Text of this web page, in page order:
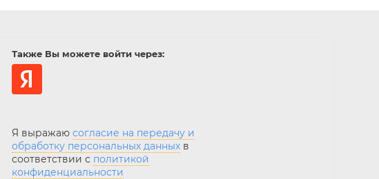
Также Вы можете войти через:
Я выражаю согласие на передачу и
обработку персональных данныхв
соответствии с политикой
конфиденциальности